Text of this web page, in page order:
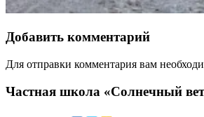
Добавить комментарий
Для отправки комментария вам
Частная школа «Солнечный